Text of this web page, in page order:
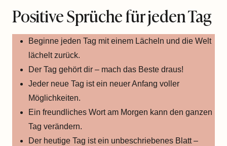
Positive Sprüche für jeden Tag
Beginne jeden Tag mit einem Lächeln und die Welt
lächelt zurück.
Der Tag gehört dir – mach das Beste draus!
Jeder neue Tag ist ein neuer Anfang voller
Möglichkeiten.
Ein freundliches Wort am Morgen kann den ganzen
Tag verändern.
Der heutige Tag ist ein unbeschriebenes Blatt –